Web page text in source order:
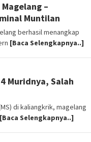
–
Muntilan
berhasil mеnаngkар
[Baca Selengkapnya..]
Muridnya, Salah
di kaliangkrik, magelang
[Baca Selengkapnya..]